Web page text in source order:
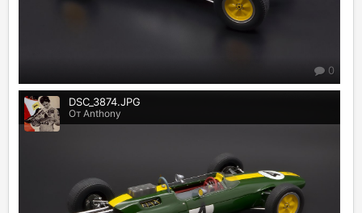
0
DSC_3874.JPG
От Anthony